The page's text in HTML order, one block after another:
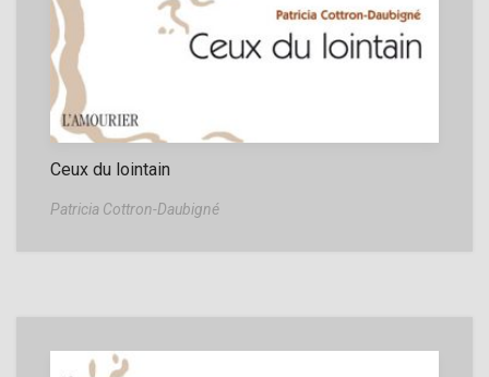
Ceux du lointain
Patricia Cottron-Daubigné